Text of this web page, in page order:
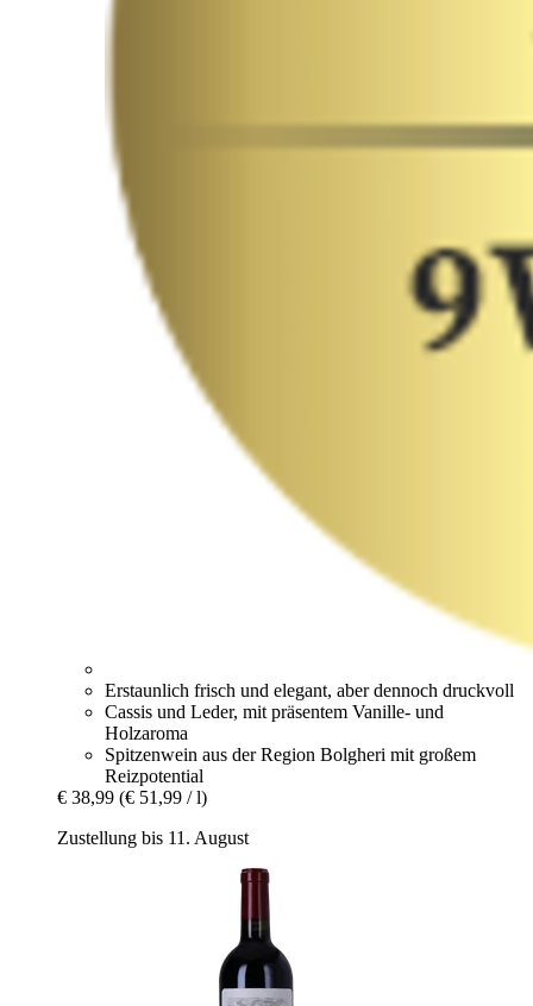
Erstaunlich frisch und elegant, aber dennoch druckvoll
Cassis und Leder, mit präsentem Vanille- und
Holzaroma
Spitzenwein aus der Region Bolgheri mit großem
Reizpotential
€ 38,99 (€ 51,99 / l)
Zustellung bis 11. August